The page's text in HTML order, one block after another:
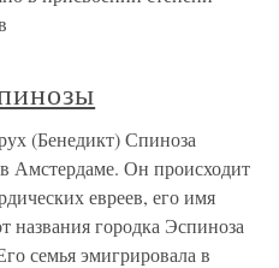
(Бенедикт) Спиноза
Амстердаме. Он происходит
евреев, его имя
названия городка Эспиноза
семья эмигрировала в